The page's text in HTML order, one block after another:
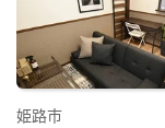
姫路市